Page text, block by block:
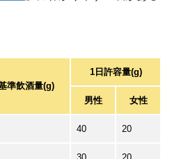
準飲酒量(g)
1日許容量(g)
男性 女性
40 20
30 20